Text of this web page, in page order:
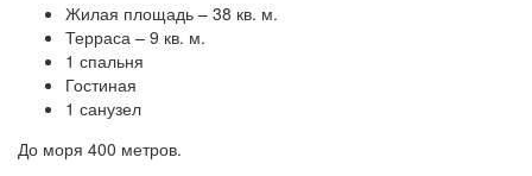
Жилая площадь – 38 кв. м.
Терраса – 9 кв. м.
1 спальня
Гостиная
1 санузел
До моря 400 метров.